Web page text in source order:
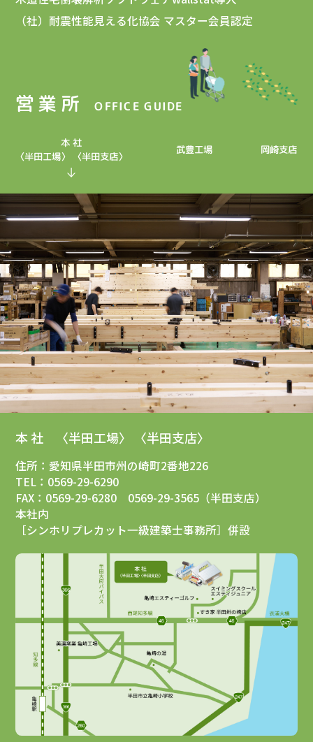
（社）耐震性能見える化協会 マスター会員認定
営業所 OFFICE GUIDE
本 社
〈半田工場〉 〈半田支店〉
武豊工場 岡崎支店
本 社 〈半田工場〉 〈半田支店〉
住所：愛知県半田市州の崎町2番地226
TEL：0569-29-6290
FAX：0569-29-6280 0569-29-3565（半田支店）
本社内
［シンホリプレカット一級建築士事務所］併設